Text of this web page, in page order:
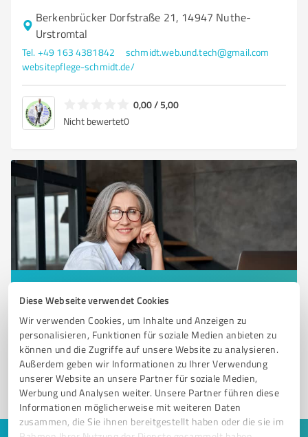
Diese Webseite verwendet Cookies
Wir verwenden Cookies, um Inhalte und Anzeigen zu
personalisieren, Funktionen für soziale Medien anbieten zu
können und die Zugriffe auf unsere Website zu analysieren.
Außerdem geben wir Informationen zu Ihrer Verwendung
unserer Website an unsere Partner für soziale Medien,
Werbung und Analysen weiter. Unsere Partner führen diese
Informationen möglicherweise mit weiteren Daten
zusammen, die Sie ihnen bereitgestellt haben oder die sie im
Berkenbrücker Dorfstraße 21, 14947 Nuthe-
Urstromtal
Tel. +49 163 4381842
schmidt.web.und.tech@gmail.com
websitepflege-schmidt.de/
0,00 / 5,00
Nicht bewertet0
Sie möchten auch hier gelistet werden?
Registrieren Sie sich jetzt und werden Sie ein von
Kunden empfohlener ProvenExpert!